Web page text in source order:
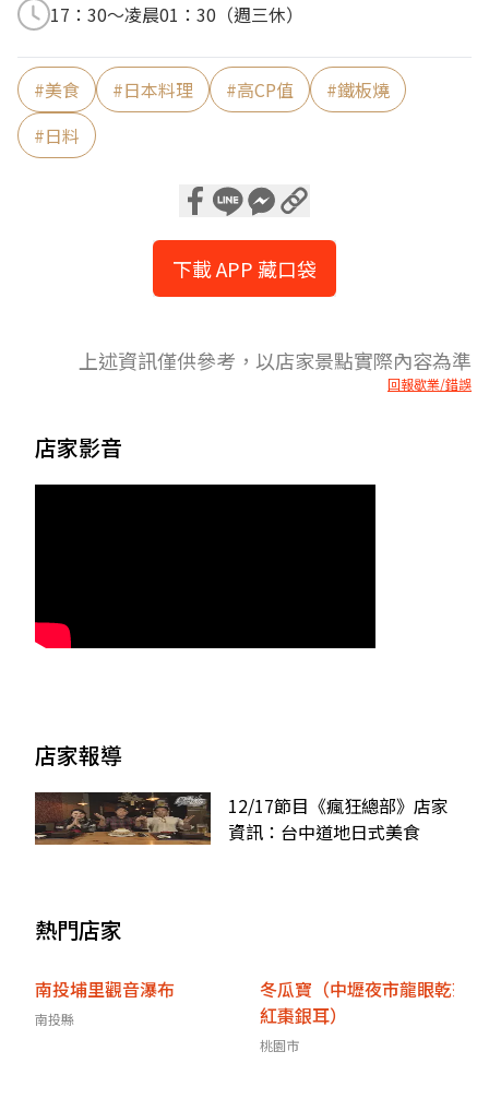
17：30～凌晨01：30（週三休）
#美食 #日本料理 #高CP值 #鐵板燒
#日料
下載 APP 藏口袋
上述資訊僅供參考，以店家景點實際內容為準
回報歇業/錯誤
店家影音
店家報導
12/17節目《瘋狂總部》店家
資訊：台中道地日式美食
熱門店家
南投埔里觀音瀑布
南投縣
冬瓜寶（中壢夜市龍眼乾茶
紅棗銀耳）
桃園市